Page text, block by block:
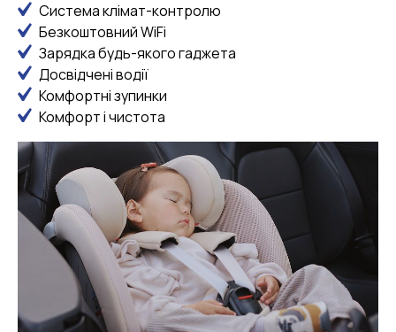
Система клімат-контролю
Безкоштовний WiFi
Зарядка будь-якого гаджета
Досвідчені водії
Комфортні зупинки
Комфорт і чистота